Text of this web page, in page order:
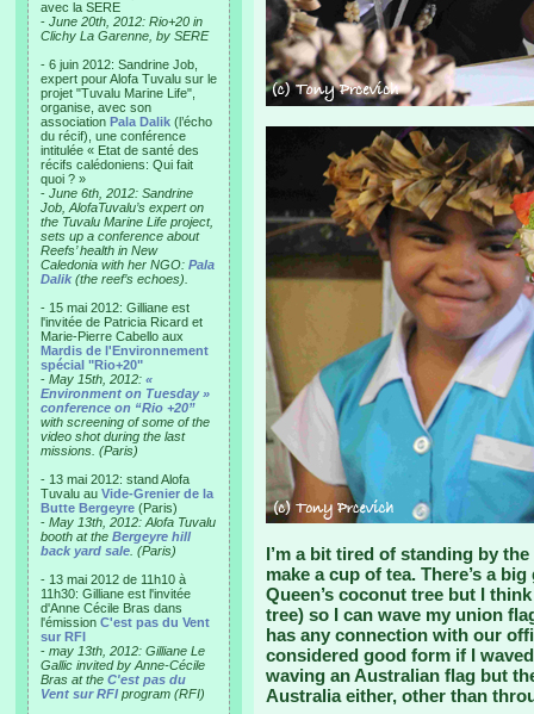
avec la SERE
- June 20th, 2012: Rio+20 in
Clichy La Garenne, by SERE
- 6 juin 2012: Sandrine Job,
expert pour Alofa Tuvalu sur le
projet "Tuvalu Marine Life",
organise, avec son
association Pala Dalik (l’écho
du récif), une conférence
intitulée « Etat de santé des
récifs calédoniens: Qui fait
quoi ? »
- June 6th, 2012: Sandrine
Job, AlofaTuvalu’s expert on
the Tuvalu Marine Life project,
sets up a conference about
Reefs’ health in New
Caledonia with her NGO: Pala
Dalik (the reef’s echoes).
- 15 mai 2012: Gilliane est
l'invitée de Patricia Ricard et
Marie-Pierre Cabello aux
Mardis de l'Environnement
spécial "Rio+20"
- May 15th, 2012: «
Environment on Tuesday »
conference on “Rio +20”
with screening of some of the
video shot during the last
missions. (Paris)
- 13 mai 2012: stand Alofa
Tuvalu au Vide-Grenier de la
Butte Bergeyre (Paris)
- May 13th, 2012: Alofa Tuvalu
booth at the Bergeyre hill
back yard sale . (Paris)
- 13 mai 2012 de 11h10 à
11h30: Gilliane est l'invitée
d'Anne Cécile Bras dans
l'émission C'est pas du Vent
sur RFI
- may 13th, 2012: Gilliane Le
Gallic invited by Anne-Cécile
Bras at the C'est pas du
Vent sur RFI program (RFI)
I’m a bit tired of standing by
make a cup of tea. There’s a
Queen’s coconut tree but I
tree) so I can wave my union
has any connection with our
considered good form if I
waving an Australian flag but
Australia either, other than